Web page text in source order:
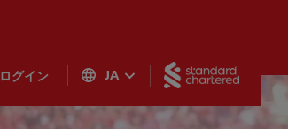
ログイン JA